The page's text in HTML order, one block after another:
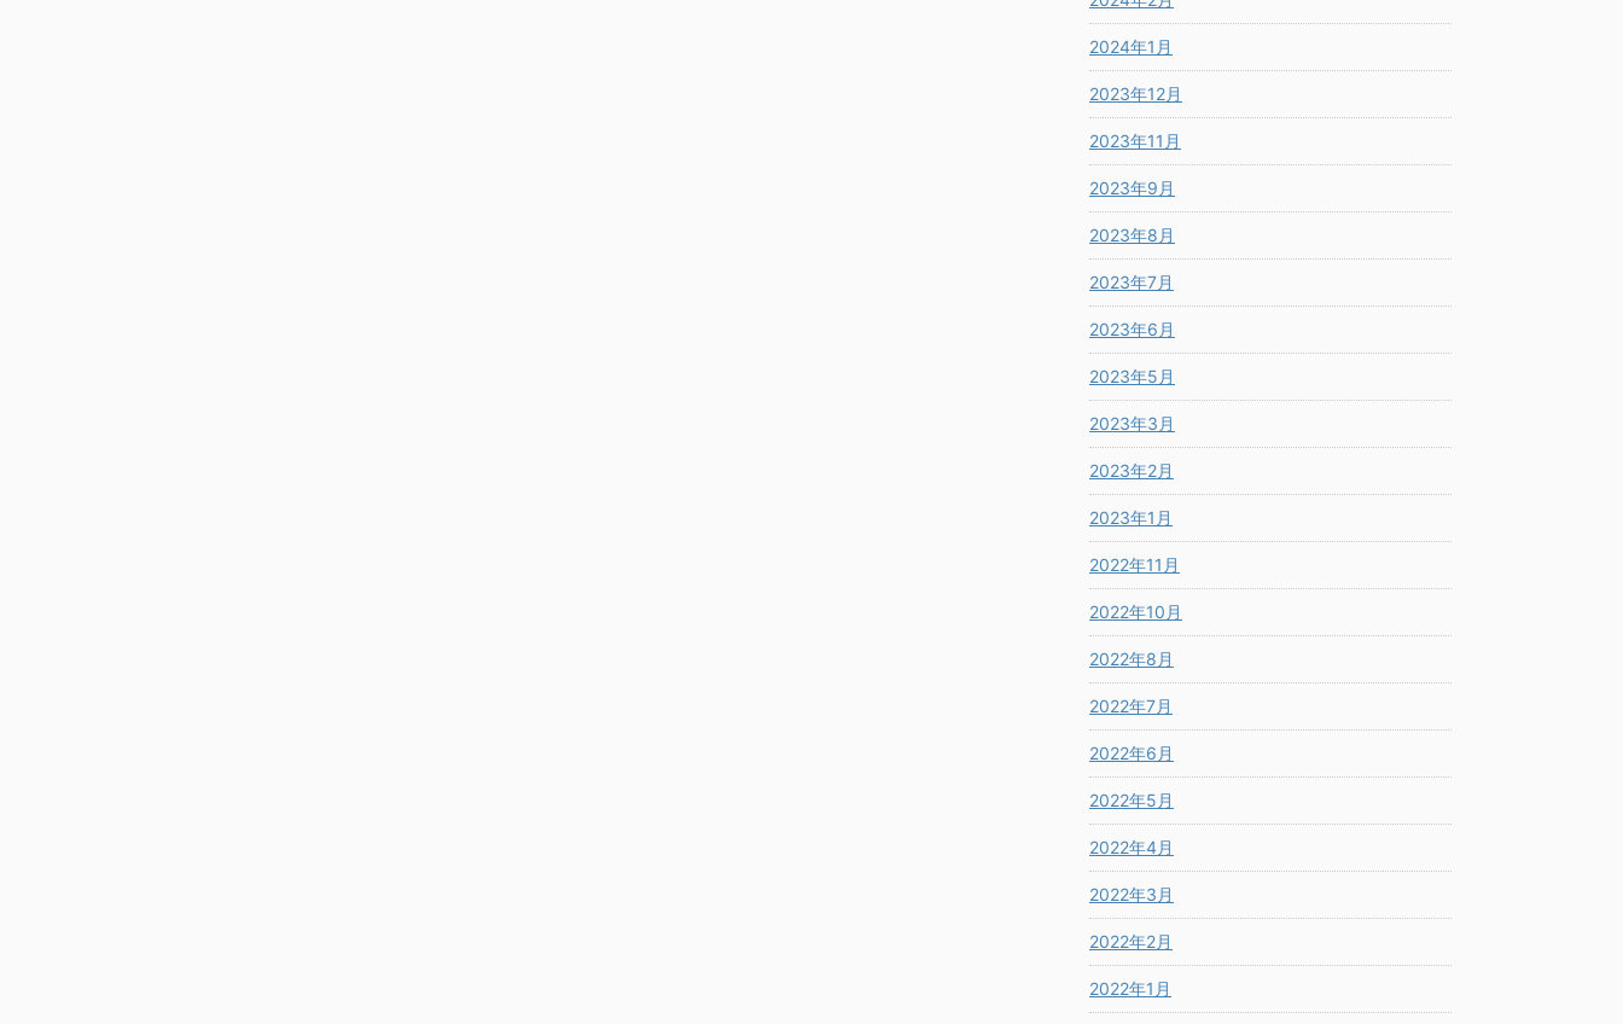
2024年1月
2023年12月
2023年11月
2023年9月
2023年8月
2023年7月
2023年6月
2023年5月
2023年3月
2023年2月
2023年1月
2022年11月
2022年10月
2022年8月
2022年7月
2022年6月
2022年5月
2022年4月
2022年3月
2022年2月
2022年1月